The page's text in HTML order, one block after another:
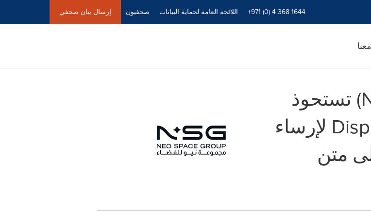
+971 (0) 4 368 1644 اللائحة العامة لحماية البيانات صحفيون إرسال بيان صحفي
مجموعة نيو للفضاء(NSG) تستحوذ
على(DI) Display Interactive لإرساء
متن